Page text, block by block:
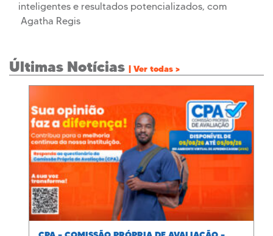
inteligentes e resultados potencializados, com
Agatha Regis
Últimas Notícias | Ver todas >